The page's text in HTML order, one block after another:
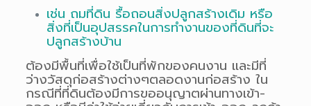
เช่น ถมที่ดิน รื้อถอนสิ่งปลูกสร้างเดิม หรือ
สิ่งที่เป็นอุปสรรคในการทำงานของที่ดินที่จะ
ปลูกสร้างบ้าน
ต้องมีพื้นที่เพื่อใช้เป็นที่พักของคนงาน และมีที่
ว่างวัสดุก่อสร้างต่างๆตลอดงานก่อสร้าง ใน
กรณีที่ที่ดินต้องมีการขออนุญาตผ่านทางเข้า-